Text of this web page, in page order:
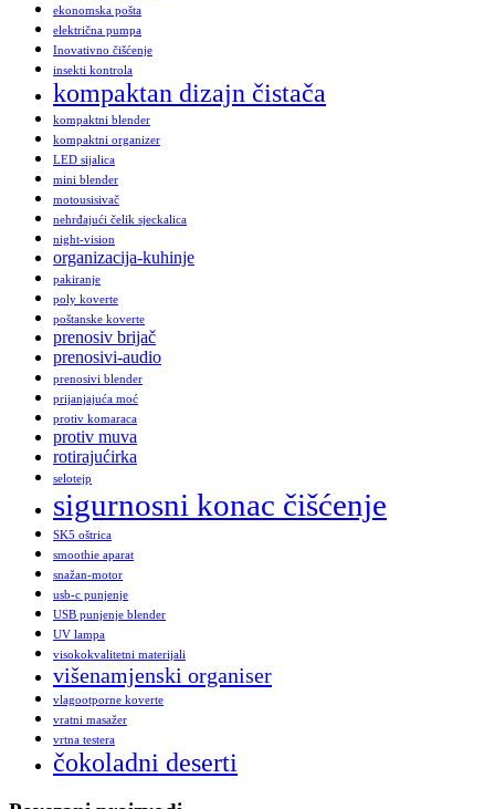
ekonomska pošta
električna pumpa
Inovativno čišćenje
insekti kontrola
kompaktan dizajn čistača
kompaktni blender
kompaktni organizer
LED sijalica
mini blender
motousisivač
nehrđajući čelik sjeckalica
night-vision
organizacija-kuhinje
pakiranje
poly koverte
poštanske koverte
prenosiv brijač
prenosivi-audio
prenosivi blender
prijanjajuća moć
protiv komaraca
protiv muva
rotirajućirka
selotejp
sigurnosni konac čišćenje
SK5 oštrica
smoothie aparat
snažan-motor
usb-c punjenje
USB punjenje blender
UV lampa
visokokvalitetni materijali
višenamjenski organiser
vlagootporne koverte
vratni masažer
vrtna testera
čokoladni deserti